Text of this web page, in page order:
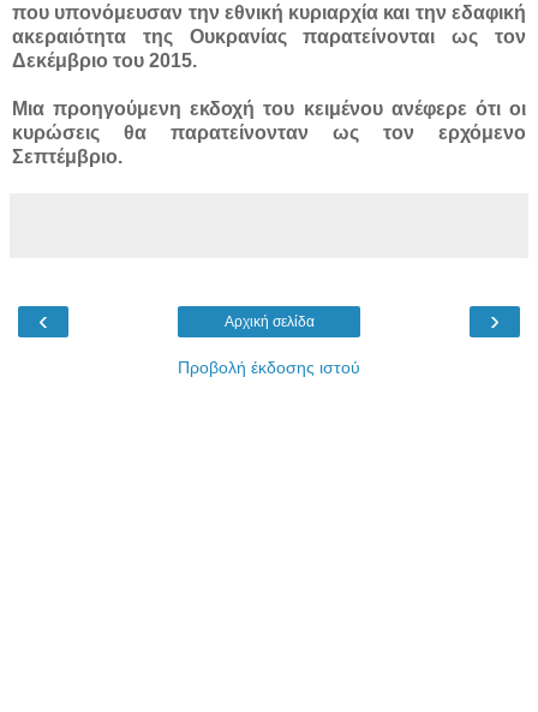
που υπονόμευσαν την εθνική κυριαρχία και την εδαφική
ακεραιότητα της Ουκρανίας παρατείνονται ως τον
Δεκέμβριο του 2015.
Μια προηγούμενη εκδοχή του κειμένου ανέφερε ότι οι
κυρώσεις θα παρατείνονταν ως τον ερχόμενο
Σεπτέμβριο.
‹ ›
Αρχική σελίδα
Προβολή έκδοσης ιστού